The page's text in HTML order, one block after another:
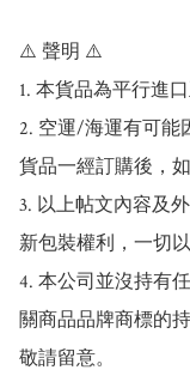
⚠️ 聲明 ⚠️
1. 本貨品為平行進口
2. 空運/海運有可能
貨品一經訂購後，
3. 以上帖文內容及
新包裝權利，一切以
4. 本公司並沒持有
關商品品牌商標的
敬請留意。